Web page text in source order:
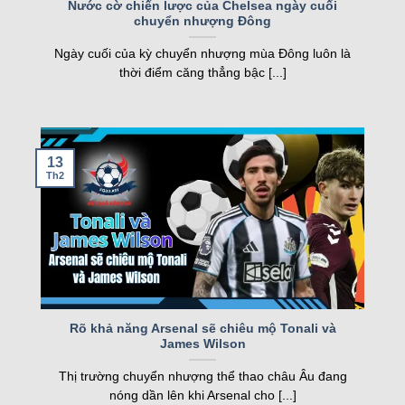
nghiệp, kqbd ngày càng khẳng định vị thế của
mình.
Các tính năng nổi bật của Kqbd – Kết
Một số tính năng nổi bật của kqbd
Trang web sở hữu nhiều tính năng vượt trội, đáp
ứng nhu cầu của cả người hâm mộ và cược thủ.
Nước cờ chiến lược của Chelsea ngày cuối
chuyển nhượng Đông
Ngày cuối của kỳ chuyển nhượng mùa Đông luôn là
thời điểm căng thẳng bậc [...]
Rõ khả năng Arsenal sẽ chiêu mộ Tonali và
James Wilson
Thị trường chuyển nhượng thể thao châu Âu đang
nóng dần lên khi Arsenal cho [...]
13
Th2